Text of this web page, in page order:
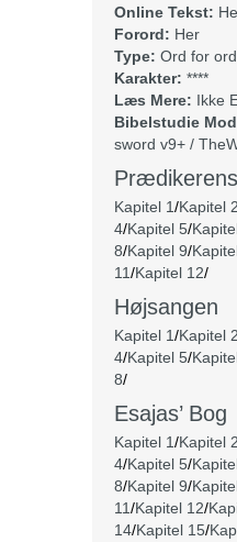
Online Tekst:
Forord: Her
Type: Ord for ord
Karakter: ****
Læs Mere: Ikke
Bibelstudie
sword v9+ /
Kapitel 1/Kapitel 2
4/Kapitel 5/
8/Kapitel 9/
11/Kapitel 12/
Højsangen
Kapitel 1/Kapitel 2
4/Kapitel 5/
8/
Esajas’ Bog
Kapitel 1/Kapitel 2
4/Kapitel 5/
8/Kapitel 9/
11/Kapitel 12/
14/Kapitel 15/